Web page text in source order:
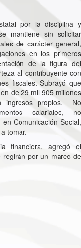
por la disciplina y
mantiene sin solicitar
de carácter general,
en los primeros
de la figura del
al contribuyente con
fiscales. Subrayó que
de 29 mil 905 millones
ingresos propios. No
salariales, no
Comunicación Social,
tomar.
financiera, agregó el
regirán por un marco de